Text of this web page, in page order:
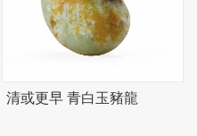
清或更早 青白玉豬龍